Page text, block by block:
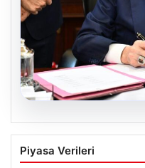
05.08.2026
Bahçeli’den
Bin yıllık
Piyasa Verileri